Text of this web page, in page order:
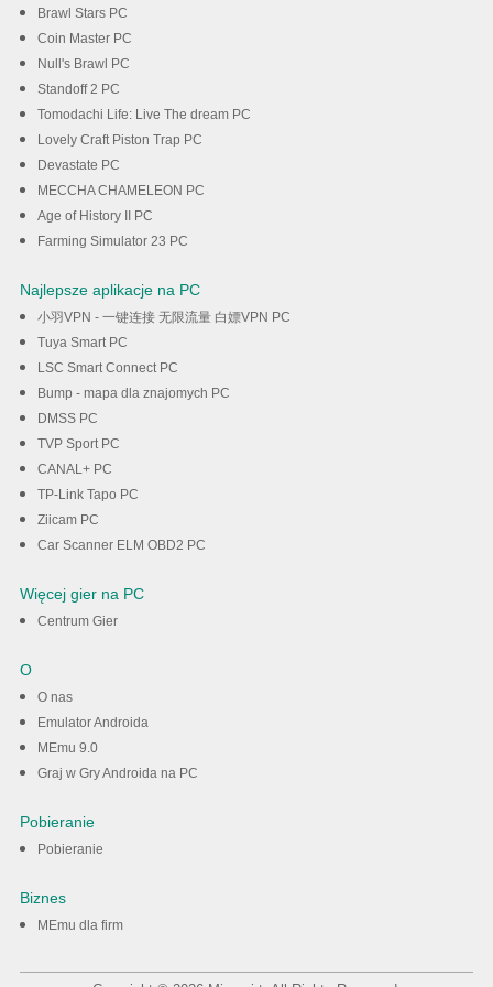
Brawl Stars PC
Coin Master PC
Null's Brawl PC
Standoff 2 PC
Tomodachi Life: Live The dream PC
Lovely Craft Piston Trap PC
Devastate PC
MECCHA CHAMELEON PC
Age of History II PC
Farming Simulator 23 PC
Najlepsze aplikacje na PC
小羽VPN - 一键连接 无限流量 白嫖VPN PC
Tuya Smart PC
LSC Smart Connect PC
Bump - mapa dla znajomych PC
DMSS PC
TVP Sport PC
CANAL+ PC
TP-Link Tapo PC
Ziicam PC
Car Scanner ELM OBD2 PC
Więcej gier na PC
Centrum Gier
O
O nas
Emulator Androida
MEmu 9.0
Graj w Gry Androida na PC
Pobieranie
Pobieranie
Biznes
MEmu dla firm